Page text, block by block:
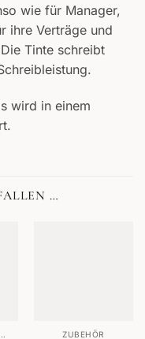
wie für Manager,
ihre Verträge und
Tinte schreibt
wird in einem
…
KONFERENZMAPPEN ZUBEHÖR